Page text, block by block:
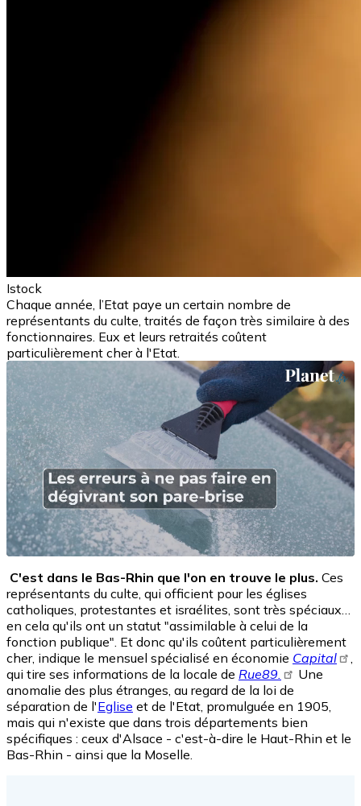
Istock
Chaque année, l’Etat paye un certain nombre de
représentants du culte, traités de façon très similaire à des
fonctionnaires. Eux et leurs retraités coûtent
particulièrement cher à l'Etat.
C'est dans le Bas-Rhin que l'on en trouve le plus. Ces
représentants du culte, qui officient pour les églises
catholiques, protestantes et israélites, sont très spéciaux…
en cela qu'ils ont un statut "assimilable à celui de la
fonction publique". Et donc qu'ils coûtent particulièrement
cher, indique le mensuel spécialisé en économie Capital
qui tire ses informations de la locale de Rue89.
Une
anomalie des plus étranges, au regard de la loi de
séparation de l'Eglise et de l'Etat, promulguée en 1905,
mais qui n'existe que dans trois départements bien
spécifiques : ceux d'Alsace - c'est-à-dire le Haut-Rhin et le
Bas-Rhin - ainsi que la Moselle.